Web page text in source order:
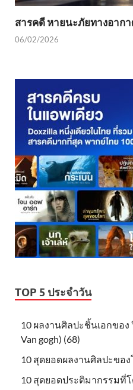
สารคดี หายนะภัยทางอาก
06/02/2026
TOP 5 ประจำวัน
10 ผลงานศิลปะชิ้นเอกของ
Van gogh) (68)
10 สุดยอดผลงานศิลปะของ
10 สุดยอดประติมากรรมที่